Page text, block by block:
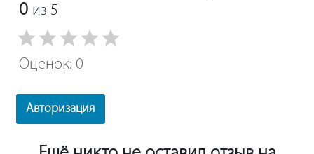
0 из 5
Оценок: 0
Авторизация